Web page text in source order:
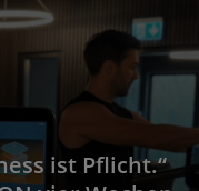
ist Pflicht.“